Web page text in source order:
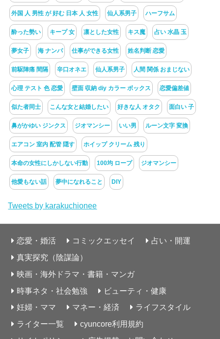
外国 人 男性 が 好む 日本 人 女性 仙人系男子 ハーフサム
酔った勢い キープ 女 凛とした女性 キス魔 占い 水晶 玉
夢女子 海 ナンパ 仕事ができる女性 姓名判断 恋愛
前駆陣痛 間隔 辛口オネエ 仙人系男子 人間 関係 おまじない
心理 テスト 色 恋愛 壁面 収納 diy カラー ボックス 恋愛偏差値
似た者同士 こんな女と結婚したい 好きな人 オタク 面白い 子
鼻がかゆい ジンクス ジオマンシー いい男 ルーン文字 変換
エアコン 室内 配管 隠す ホイップ クリーム 残り
本命の女性にしかしない行動 100均 ロープ ジオマンシー
他愛もない話 夢中になれること DIY
Tweets by karakuchionee
恋愛・婚活 コミックエッセイ
占い・開運
真実探究（陰謀論）
映画・海外ドラマ・書籍・マンガ
時事ネタ・社会勉強
ビューティ・健康
妊婦・ママ
マネー・経済
ライフスタイル
ライター一覧
cyuncore利用規約